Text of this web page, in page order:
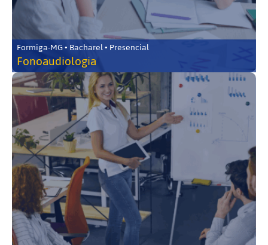
Formiga-MG • Bacharel • Presencial
Fonoaudiologia